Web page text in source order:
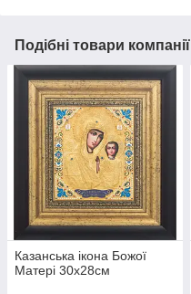
Подібні товари компанії
Казанська ікона Божої
Матері 30х28см